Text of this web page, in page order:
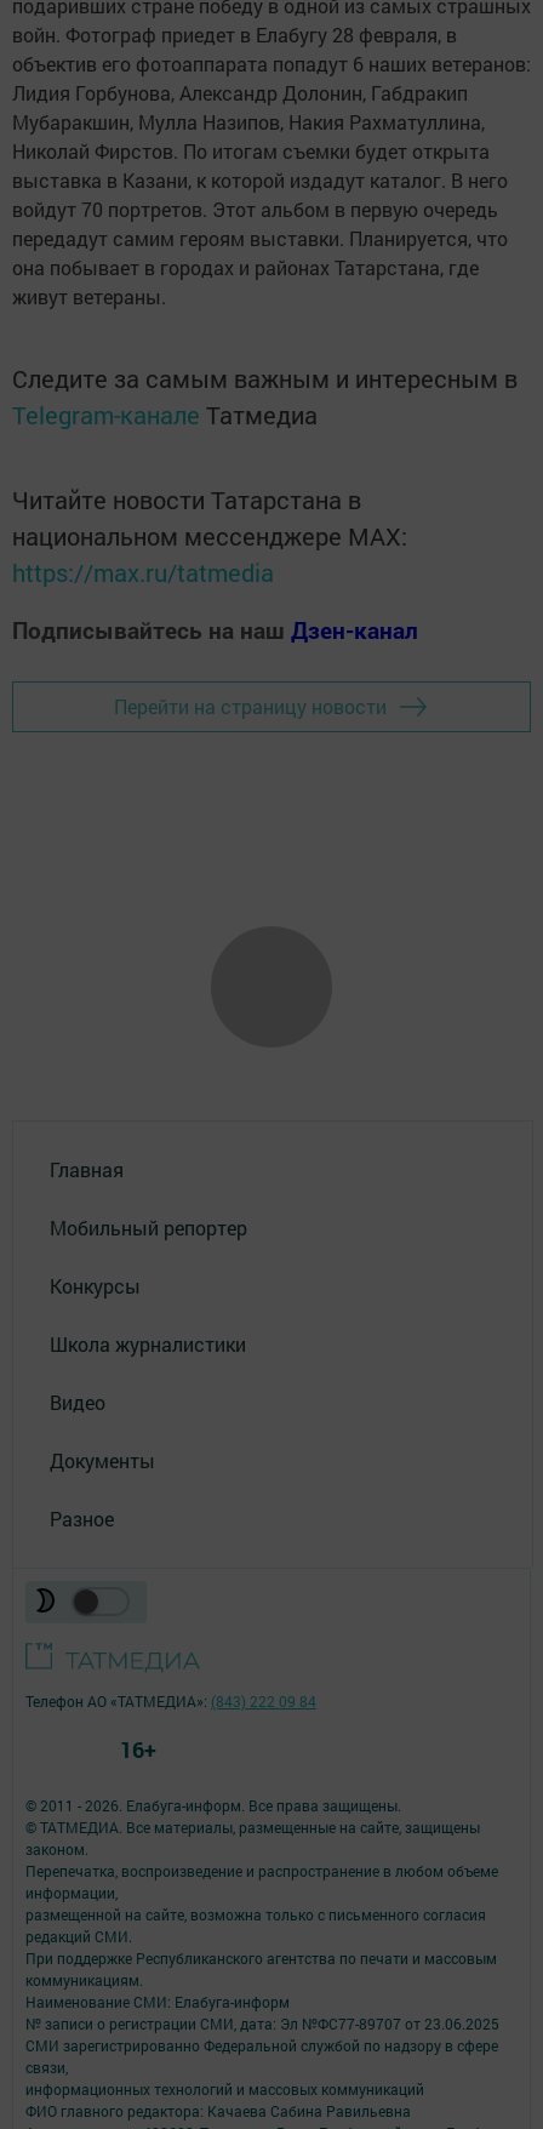
подаривших стране победу в одной из самых страшных
войн. Фотограф приедет в Елабугу 28 февраля, в
объектив его фотоаппарата попадут 6 наших ветеранов:
Лидия Горбунова, Александр Долонин, Габдракип
Мубаракшин, Мулла Назипов, Накия Рахматуллина,
Николай Фирстов. По итогам съемки будет открыта
выставка в Казани, к которой издадут каталог. В него
войдут 70 портретов. Этот альбом в первую очередь
передадут самим героям выставки. Планируется, что
она побывает в городах и районах Татарстана, где
живут ветераны.
Следите за самым важным и интересным в
Telegram-канале Татмедиа
Читайте новости Татарстана в
национальном мессенджере MАХ:
https://max.ru/tatmedia
Подписывайтесь на наш Дзен-канал
Перейти на страницу новости
Главная
Мобильный репортер
Конкурсы
Школа журналистики
Видео
Документы
Разное
© 2011 - 2026. Елабуга-информ. Все права защищены.
© ТАТМЕДИА. Все материалы, размещенные на сайте, защищены
законом.
Перепечатка, воспроизведение и распространение в любом объеме
информации,
размещенной на сайте, возможна только с письменного согласия
редакций СМИ.
При поддержке Республиканского агентства по печати и массовым
коммуникациям.
Наименование СМИ: Елабуга-информ
№ записи о регистрации СМИ, дата: Эл №ФС77-89707 от 23.06.2025
СМИ зарегистрированно Федеральной службой по надзору в сфере
связи,
информационных технологий и массовых коммуникаций
ФИО главного редактора: Качаева Сабина Равильевна
Телефон АО «ТАТМЕДИА»: (843) 222 09 84
16+